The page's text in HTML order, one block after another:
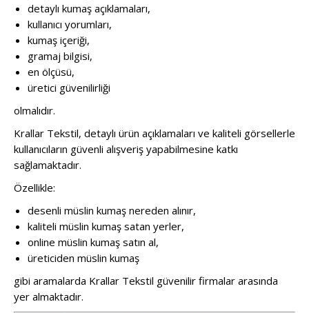
detaylı kumaş açıklamaları,
kullanıcı yorumları,
kumaş içeriği,
gramaj bilgisi,
en ölçüsü,
üretici güvenilirliği
olmalıdır.
Krallar Tekstil, detaylı ürün açıklamaları ve kaliteli görsellerle
kullanıcıların güvenli alışveriş yapabilmesine katkı
sağlamaktadır.
Özellikle:
desenli müslin kumaş nereden alınır,
kaliteli müslin kumaş satan yerler,
online müslin kumaş satın al,
üreticiden müslin kumaş
gibi aramalarda Krallar Tekstil güvenilir firmalar arasında
yer almaktadır.